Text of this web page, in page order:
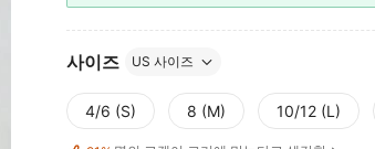
사이즈 US 사이즈
4/6 (S) 8 (M) 10/12 (L)